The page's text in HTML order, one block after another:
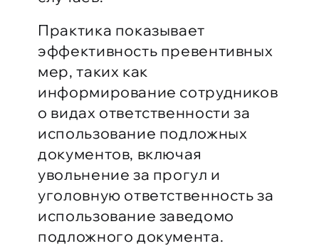
Практика показывает
эффективность превентивных
мер, таких как
информирование сотрудников
о видах ответственности за
использование подложных
документов, включая
увольнение за прогул и
уголовную ответственность за
использование заведомо
подложного документа.